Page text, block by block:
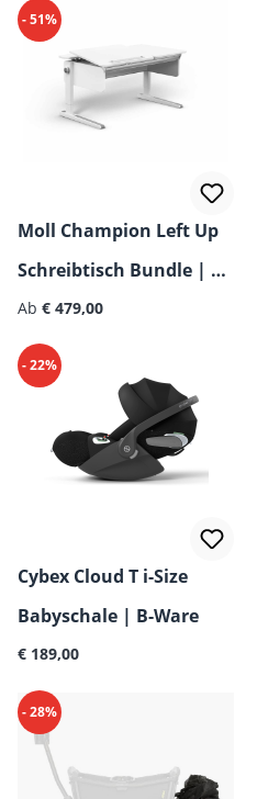
- 51%
Moll Champion Left Up
Schreibtisch Bundle | B-
Ware
Ab € 479,00
- 22%
Cybex Cloud T i-Size
Babyschale | B-Ware
Regulärer Preis:
€ 189,00
- 28%